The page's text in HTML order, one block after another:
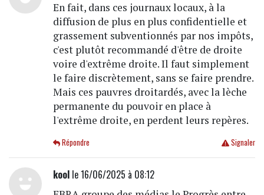
En fait, dans ces journaux locaux, à la
diffusion de plus en plus confidentielle et
grassement subventionnés par nos impôts,
c'est plutôt recommandé d'être de droite
voire d'extrême droite. Il faut simplement
le faire discrètement, sans se faire prendre.
Mais ces pauvres droitardés, avec la lèche
permanente du pouvoir en place à
l'extrême droite, en perdent leurs repères.
Signaler
Répondre
koolle 16/06/2025 à 08:12